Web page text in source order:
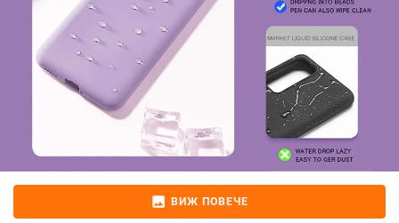
image ВИЖ ПОВЕЧЕ